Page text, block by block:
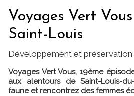
Voyages Vert
Saint-Louis
Développement et préservation
Voyages Vert Vous, 19ème
aux alentours de Saint-Louis-
faune et rencontrez des femmes